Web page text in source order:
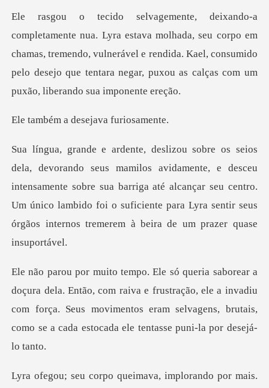
a, seu corpo em
chamas, tremendo, vulnerável e rendida. Kael, consumido
pelo desej
a desejava
, e desceu
intensamente sobre sua barriga até alcançar seu centro.
Um único lambido foi o suf
om raiva e frustração, ele a invadiu
com força. Seus movimentos eram selvagen